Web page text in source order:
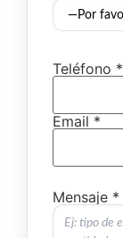
Teléfono *
Email *
Mensaje *